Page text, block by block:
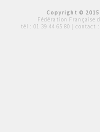
Copyright ©
Fédération Française
tél : 01 39 44 65 80 | contact :